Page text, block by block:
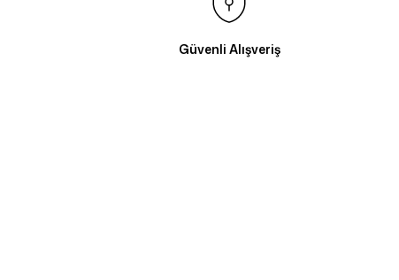
Güvenli Alışveriş